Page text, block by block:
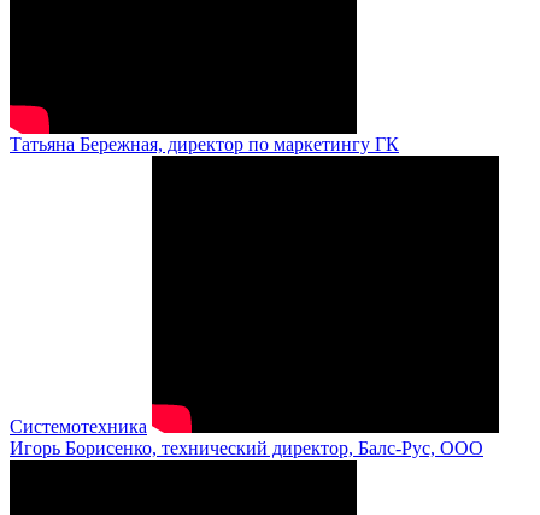
Татьяна Бережная, директор по маркетингу ГК
Системотехника
Игорь Борисенко, технический директор, Балс-Рус, ООО